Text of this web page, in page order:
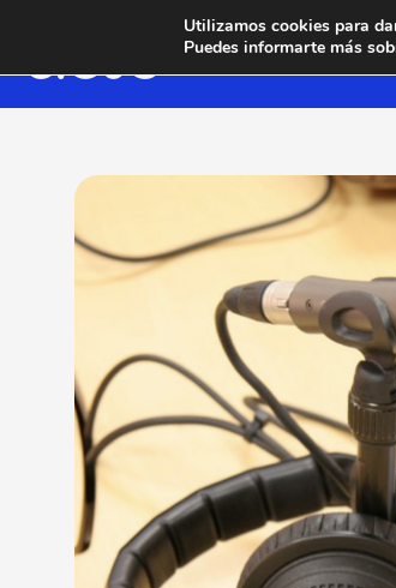
Utilizamos cookies para
Puedes informarte más